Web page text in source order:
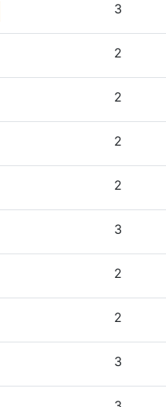
3
2
2
2
2
3
2
2
3